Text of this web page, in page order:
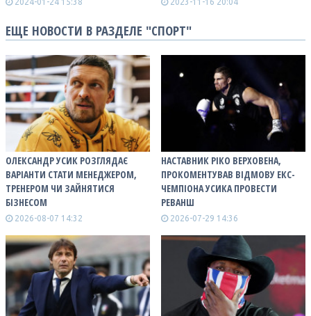
ЕЩЕ НОВОСТИ В РАЗДЕЛЕ "СПОРТ"
ОЛЕКСАНДР УСИК РОЗГЛЯДАЄ
ВАРІАНТИ СТАТИ МЕНЕДЖЕРОМ,
ТРЕНЕРОМ ЧИ ЗАЙНЯТИСЯ
БІЗНЕСОМ
2026-08-07 14:32
НАСТАВНИК РІКО ВЕРХОВЕНА,
ПРОКОМЕНТУВАВ ВІДМОВУ ЕКС-
ЧЕМПІОНА УСИКА ПРОВЕСТИ
РЕВАНШ
2026-07-29 14:36